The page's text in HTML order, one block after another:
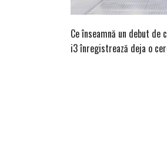
Ce înseamnă un debut
i3 înregistrează deja o